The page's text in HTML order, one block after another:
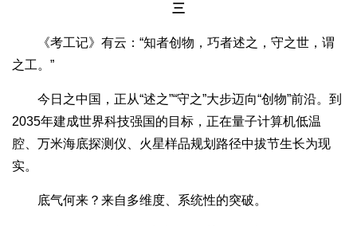
三
《考工记》有云：“知者创物，巧者述之，守之世，谓
之工。”
今日之中国，正从“述之”“守之”大步迈向“创物”前沿。到
2035年建成世界科技强国的目标，正在量子计算机低温
腔、万米海底探测仪、火星样品规划路径中拔节生长为现
实。
底气何来？来自多维度、系统性的突破。